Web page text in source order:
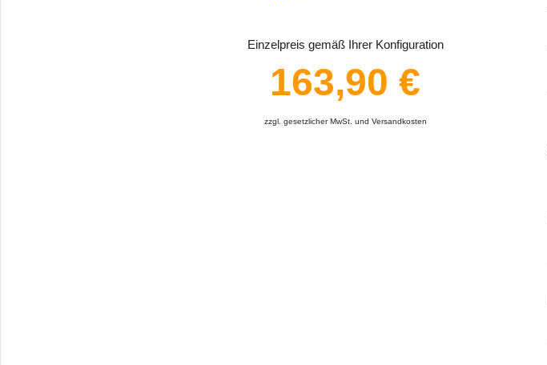
Einzelpreis gemäß Ihrer Konfiguration
163,90 €
zzgl. gesetzlicher MwSt. und Versandkosten